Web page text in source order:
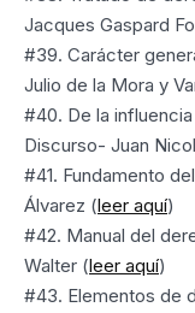
Jacques Gaspard
#39. Carácter
Julio de la Mora y
#40. De la
Discurso- Juan
#41. Fundamento
Álvarez (leer aquí)
#42. Manual del
Walter (leer aquí)
#43. Elementos de